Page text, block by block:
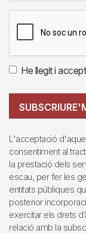
He llegit i
L'acceptació
consentiment al
la prestació dels
escau, per fer les
entitats públiques
posterior
exercitar els drets
relació amb la